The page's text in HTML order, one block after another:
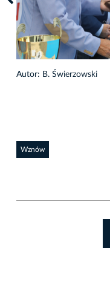
Autor: B. Świerzowski
Wznów